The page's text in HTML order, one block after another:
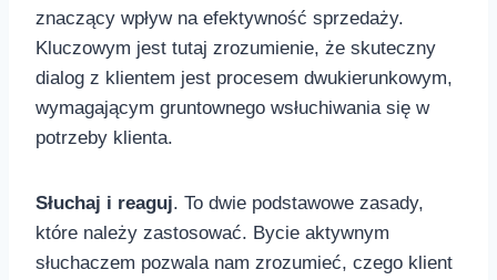
⁣znaczący wpływ ⁣na efektywność sprzedaży.
Kluczowym jest tutaj zrozumienie, ‌że⁤ skuteczny
dialog z‍ klientem jest‍ procesem dwukierunkowym,
wymagającym gruntownego wsłuchiwania się w
potrzeby klienta.
Słuchaj ‍i ​reaguj. To dwie podstawowe zasady,
które należy zastosować. Bycie aktywnym
słuchaczem pozwala nam zrozumieć, czego klient